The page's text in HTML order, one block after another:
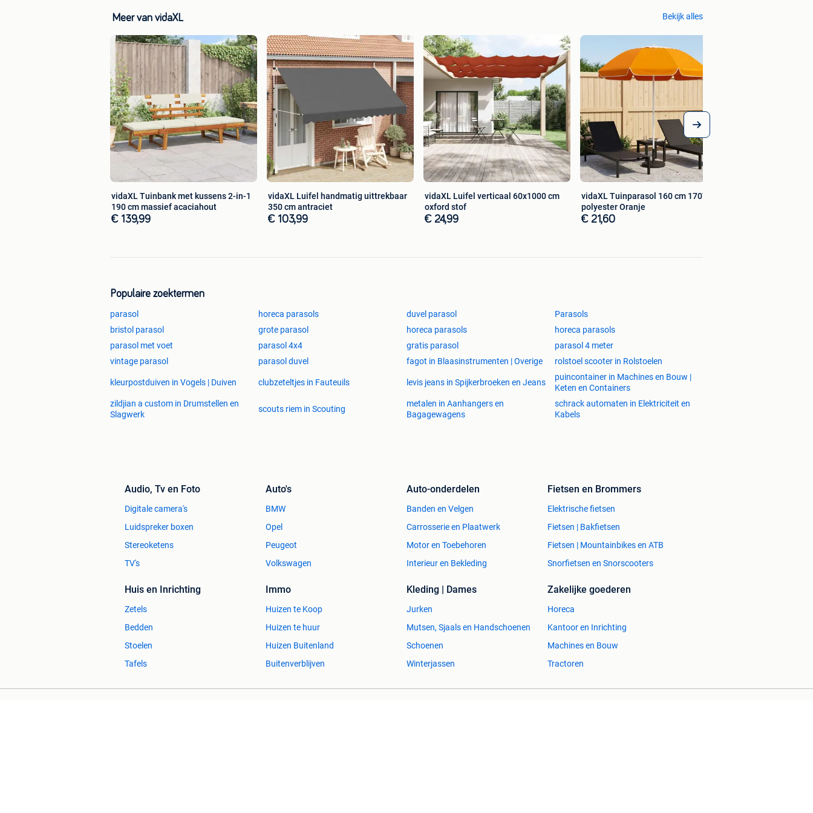
Ontdek dit product nu op onze website!
Meer van vidaXL Bekijk alles
vidaXL Tuinbank met kussens 2-in-1
190 cm massief acaciahout
€ 139,99
vidaXL Luifel handmatig uittrekbaar
350 cm antraciet
€ 103,99
vidaXL Luifel verticaal 60x1000 cm
oxford stof
€ 24,99
vidaXL Tuinparasol 160 cm 170T
polyester Oranje
€ 21,60
Populaire zoektermen
parasol horeca parasols duvel parasol
Parasols
bristol parasol
grote parasol horeca parasols
horeca parasols
parasol met voet
parasol 4x4 gratis parasol
parasol 4 meter
vintage parasol
parasol duvel fagot in Blaasinstrumenten | Overige rolstoel scooter in Rolstoelen
kleurpostduiven in Vogels | Duiven clubzeteltjes in Fauteuils levis jeans in Spijkerbroeken en Jeans
puincontainer in Machines en Bouw |
Keten en Containers
zildjian a custom in Drumstellen en
Slagwerk
scouts riem in Scouting
metalen in Aanhangers en
Bagagewagens
schrack automaten in Elektriciteit en
Kabels
Audio, Tv en Foto
Digitale camera's
Luidspreker boxen
Stereoketens
TV's
Auto's
BMW
Opel
Peugeot
Volkswagen
Auto-onderdelen
Banden en Velgen
Carrosserie en Plaatwerk
Motor en Toebehoren
Interieur en Bekleding
Fietsen en Brommers
Elektrische fietsen
Fietsen | Bakfietsen
Fietsen | Mountainbikes en ATB
Snorfietsen en Snorscooters
Huis en Inrichting
Zetels
Bedden
Stoelen
Tafels
Immo
Huizen te Koop
Huizen te huur
Huizen Buitenland
Buitenverblijven
Kleding | Dames
Jurken
Mutsen, Sjaals en Handschoenen
Schoenen
Winterjassen
Zakelijke goederen
Horeca
Kantoor en Inrichting
Machines en Bouw
Tractoren